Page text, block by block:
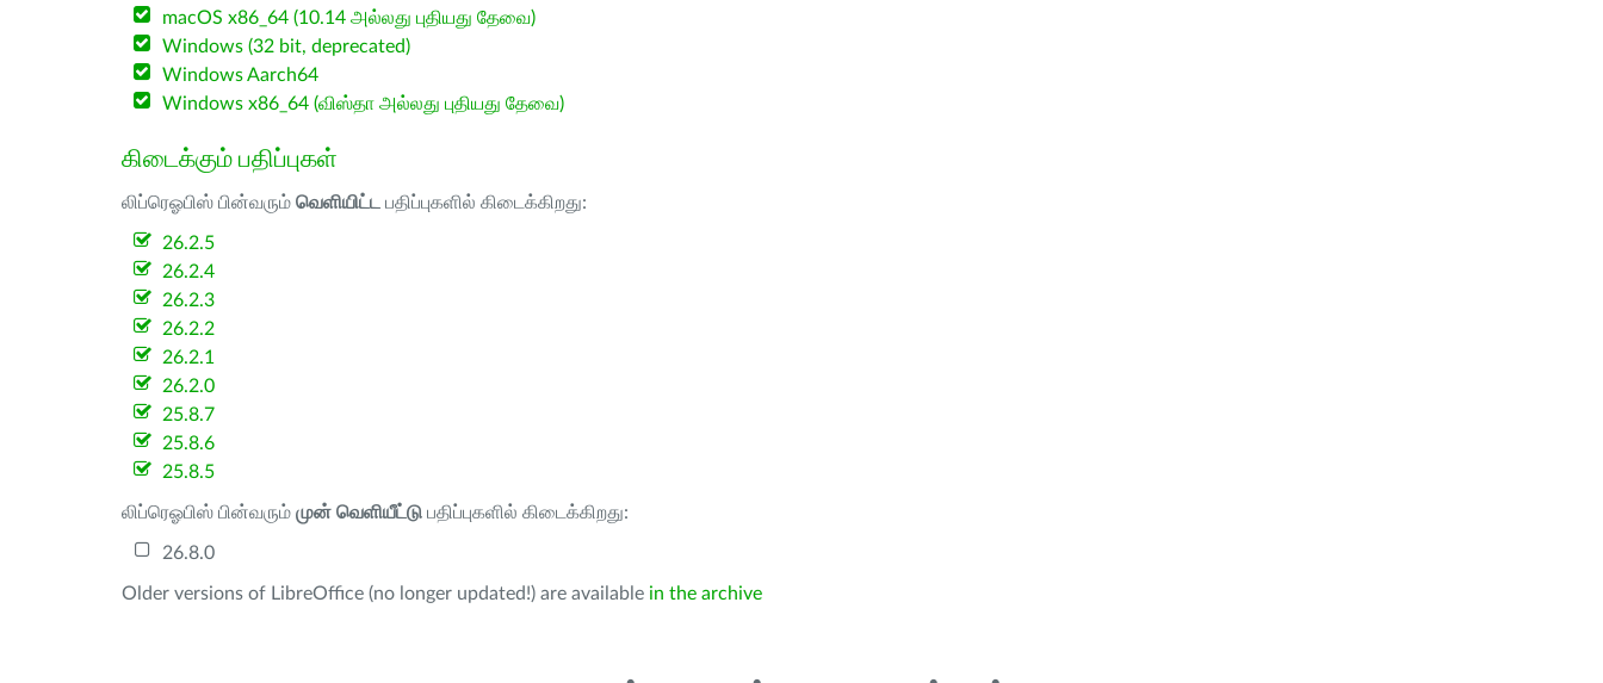
macOS x86_64 (10.14 அல்லது புதியது தேவை)
Windows (32 bit, deprecated)
Windows Aarch64
Windows x86_64 (விஸ்தா அல்லது புதியது தேவை)
கிடைக்கும் பதிப்புகள்
லிப்ரெஓபிஸ் பின்வரும் வெளியிட்ட பதிப்புகளில் கிடைக்கிறது:
26.2.5
26.2.4
26.2.3
26.2.2
26.2.1
26.2.0
25.8.7
25.8.6
25.8.5
லிப்ரெஓபிஸ் பின்வரும் முன் வெளியீட்டு பதிப்புகளில் கிடைக்கிறது:
26.8.0
Older versions of LibreOffice (no longer updated!) are available in the archive